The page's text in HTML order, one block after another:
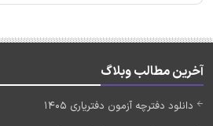
آخرین مطالب وبلاگ
دانلود دفترچه آزمون دفتریاری 1405